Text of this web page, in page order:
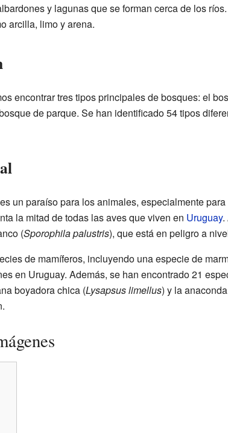
y lagunas que se forman cerca de los
arcilla, limo y arena.
encontrar tres tipos principales de bosques: el
de parque. Se han identificado 54 tipos
un paraíso para los animales, especialmente
la mitad de todas las aves que viven en Uruguay.
(Sporophila palustris), que está en peligro a
de mamíferos, incluyendo una especie de
en Uruguay. Además, se han encontrado 21
boyadora chica (Lysapsus limellus) y la